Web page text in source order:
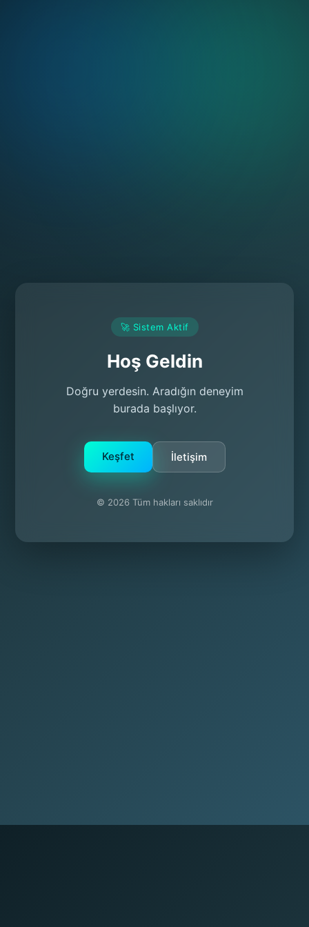
🚀 Sistem Aktif
Hoş Geldin
Doğru yerdesin. Aradığın deneyim
burada başlıyor.
Keşfet İletişim
© 2026 Tüm hakları saklıdır